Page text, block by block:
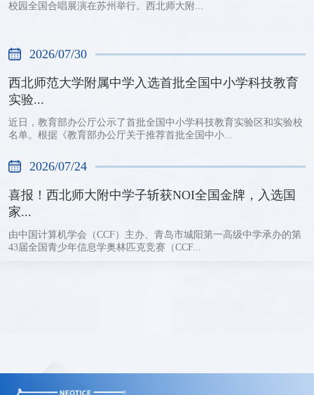
校园全国合唱展演在苏州举行。西北师大附...
2026/07/30
西北师范大学附属中学入选首批全国中小学科技教育
实验...
近日，教育部办公厅公示了首批全国中小学科技教育实验区和实验校
名单。根据《教育部办公厅关于推荐首批全国中小...
2026/07/24
喜报！西北师大附中学子斩获NOI全国金牌，入选国
家...
由中国计算机学会（CCF）主办、青岛市城阳第一高级中学承办的第
43届全国青少年信息学奥林匹克竞赛（CCF...